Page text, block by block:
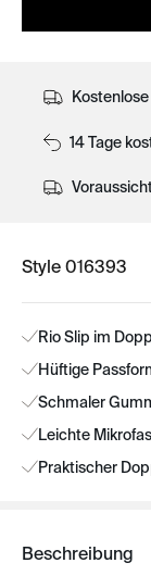
14 Tage
Style 016393
Rio Slip im
Hüftige
Schmaler
Leichte
Praktischer
Beschreibung